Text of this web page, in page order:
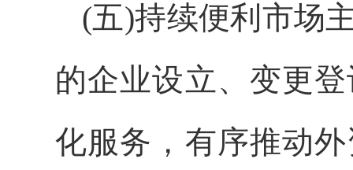
(五)持续便利市场
的企业设立、变更
化服务，有序推动